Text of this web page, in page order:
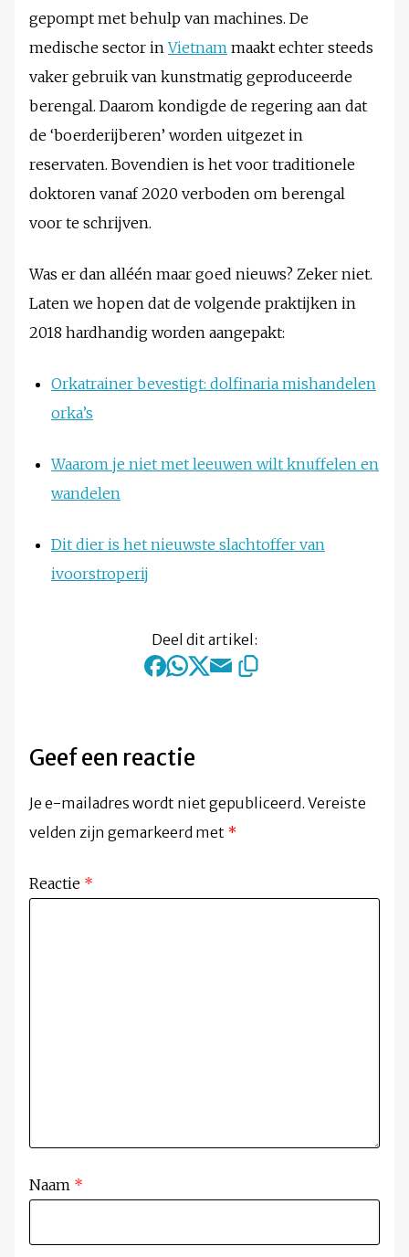
gepompt met behulp van machines. De
medische sector inVietnam maakt echter steeds
vaker gebruik van kunstmatig geproduceerde
berengal. Daarom kondigde de regering aan dat
de ‘boerderijberen’ worden uitgezet in
reservaten. Bovendien is het voor traditionele
doktoren vanaf 2020 verboden om berengal
voor te schrijven.
Was er dan alléén maar goed nieuws? Zeker niet.
Laten we hopen dat de volgende praktijken in
2018 hardhandig worden aangepakt:
Orkatrainer bevestigt: dolfinaria mishandelen
orka’s
Waarom je niet met leeuwen wilt knuffelen en
wandelen
Dit dier is het nieuwste slachtoffer van
ivoorstroperij
Deel dit artikel:
Geef een reactie
Je e-mailadres wordt niet gepubliceerd. Vereiste
velden zijn gemarkeerd met *
Reactie *
Naam *